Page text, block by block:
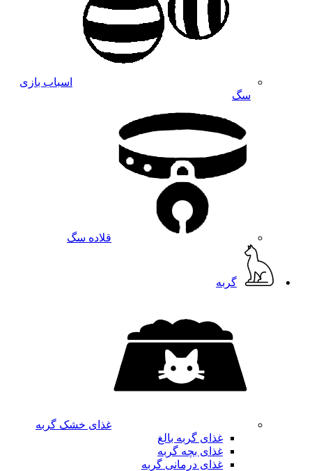
اسباب بازی
سگ
قلاده سگ
گربه
غذای خشک گربه
غذای گربه بالغ
غذای بچه گربه
غذای درمانی گربه